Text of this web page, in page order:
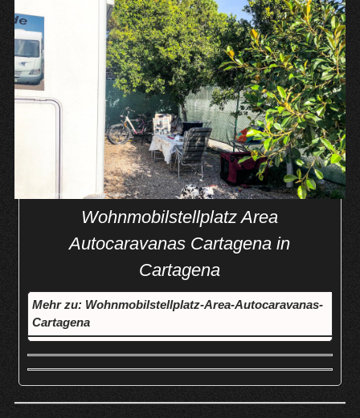
Wohnmobilstellplatz Area
Autocaravanas Cartagena in
Cartagena
Mehr zu: Wohnmobilstellplatz-Area-Autocaravanas-
Cartagena